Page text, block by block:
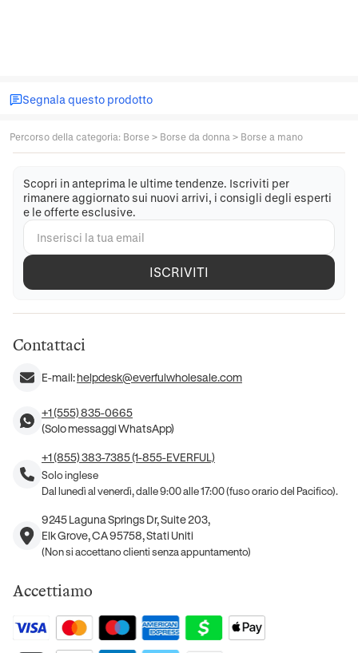
Segnala questo prodotto
Percorso della categoria: Borse > Borse da donna > Borse a mano
Scopri in anteprima le ultime tendenze. Iscriviti per
rimanere aggiornato sui nuovi arrivi, i consigli degli esperti
e le offerte esclusive.
ISCRIVITI
Contattaci
E-mail:helpdesk@everfulwholesale.com
+1 (555) 835-0665
(Solo messaggi WhatsApp)
+1 (855) 383-7385 (1-855-EVERFUL)
Solo inglese
Dal lunedì al venerdì, dalle 9:00 alle 17:00 (fuso orario del Pacifico).
9245 Laguna Springs Dr, Suite 203,
Elk Grove, CA 95758, Stati Uniti
(Non si accettano clienti senza appuntamento)
Accettiamo